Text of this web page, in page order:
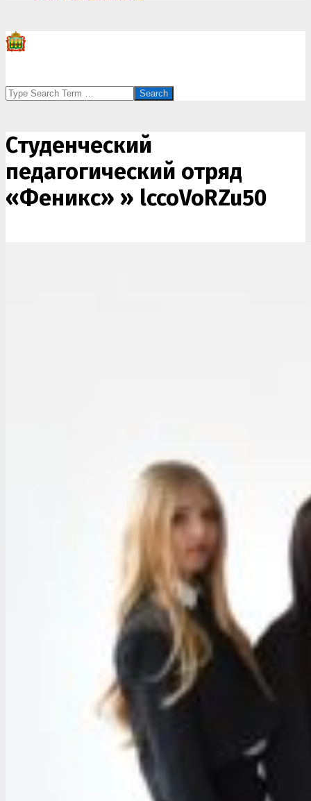
Search
Студенческий
педагогический отряд
«Феникс» » lccoVoRZu50